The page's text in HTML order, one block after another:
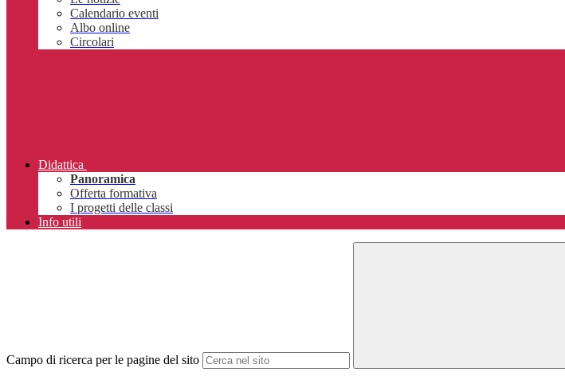
Calendario eventi
Albo online
Circolari
Didattica
Panoramica
Offerta formativa
I progetti delle classi
Info utili
Campo di ricerca per le pagine del sito